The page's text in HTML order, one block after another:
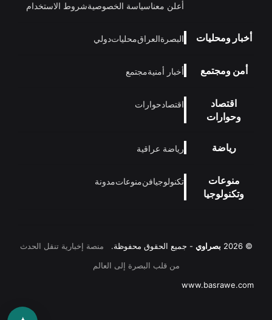
أعلن معناسياسة الخصوصيةشروط الاستخدام
أخبار ومحليات البصرةالعراقمحلياتدولي
أمن ومجتمع أخبار أمنيةمجتمع
اقتصاد
وحوارات
اقتصادحوارات
رياضة رياضة عراقية
منوعات
وتكنولوجيا
تكنولوجيافنمنوعاتمدونة
© 2026 بصراوي - جميع الحقوق محفوظة.
منصة إخبارية تنقل الحدث
من قلب البصرة إلى العالم
www.basrawe.com